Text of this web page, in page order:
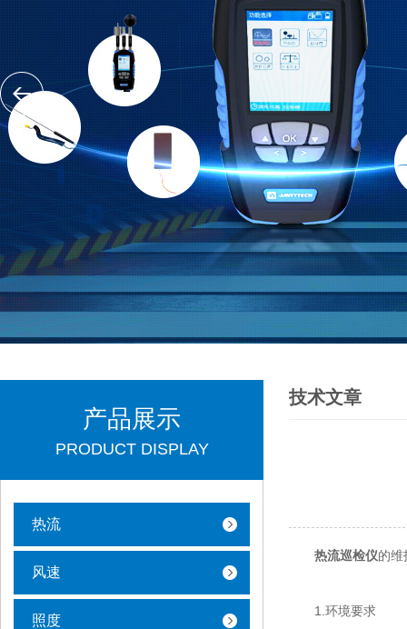
产品展示
PRODUCT DISPLAY
热流
风速
照度
技术文章
热流巡检仪的维
1.环境要求